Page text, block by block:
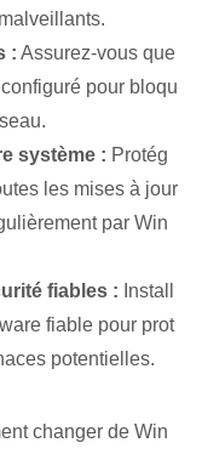
: Assurez-vous que
pour bloqu
système : Protég
les mises à jour
par Win
fiables : Install
fiable pour prot
potentielles.
changer de Win